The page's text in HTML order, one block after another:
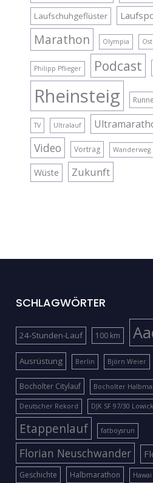
Laufschuhgeflüster
Marathon Olympia
Philipp Pflieger Podcast
Rheinsteig
TV Ultralauf
Video Vortrag Wanderweg
Wüste Zukunft
SCHLAGWÖRTER
24-Stunden-Lauf 100 km
Ausrüstung Berlin Björn Weier
Bocholter Citylauf Bocholter
Deutscher Rekord DJK SF 97/30 Lowick
Etappenlauf fatboysrun
Florian Neuschwander
Geschichte Halbmarathon Hawai